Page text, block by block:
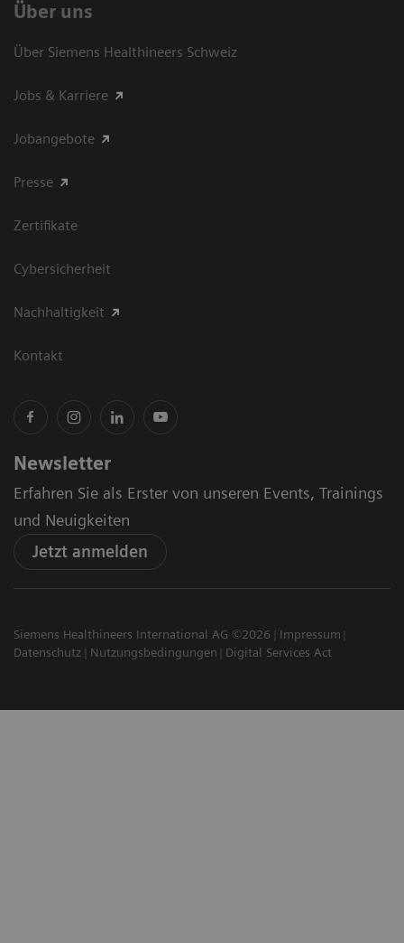
Über uns
Über Siemens Healthineers Schweiz
Jobs & Karriere
Jobangebote
Presse
Zertifikate
Cybersicherheit
Nachhaltigkeit
Kontakt
Newsletter
Erfahren Sie als Erster von unseren Events, Trainings
und Neuigkeiten
Jetzt anmelden
Siemens Healthineers International AG ©2026
Impressum
Datenschutz
Nutzungsbedingungen Digital Services Act